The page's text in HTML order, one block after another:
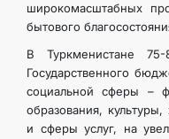
широкомасштабных
бытового
В Туркменистане
Государственного
социальной сферы –
образования,
и сферы услуг, на